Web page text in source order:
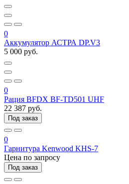
0
Аккумулятор АСТРА DP.V3
5 000 руб.
0
Рация BFDX BF-TD501 UHF
22 387 руб.
Под заказ
0
Гарнитура Kenwood KHS-7
Цена по запросу
Под заказ